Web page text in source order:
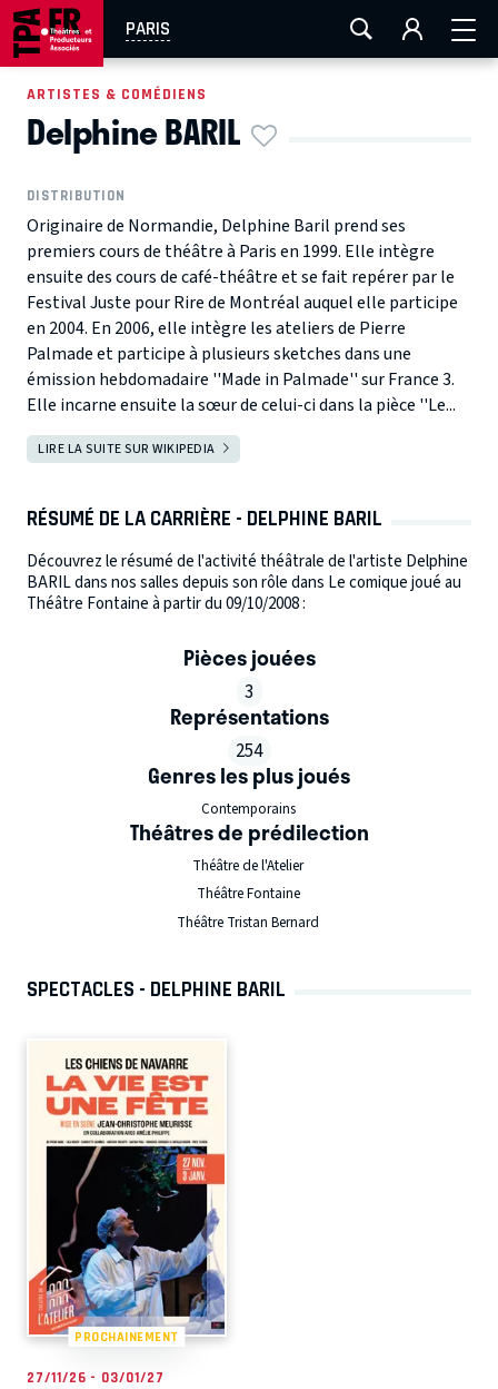
PARIS
AIX-MARSEILLE LA ROCHELLE
EN TOURNÉE
ARTISTES & COMÉDIENS
Delphine BARIL
DISTRIBUTION
Originaire de Normandie, Delphine Baril prend ses
premiers cours de théâtre à Paris en 1999. Elle intègre
ensuite des cours de café-théâtre et se fait repérer par le
Festival Juste pour Rire de Montréal auquel elle participe
en 2004. En 2006, elle intègre les ateliers de Pierre
Palmade et participe à plusieurs sketches dans une
émission hebdomadaire ''Made in Palmade'' sur France 3.
Elle incarne ensuite la sœur de celui-ci dans la pièce ''Le...
LIRE LA SUITE SUR WIKIPEDIA
RÉSUMÉ DE LA CARRIÈRE - DELPHINE BARIL
Découvrez le résumé de l'activité théâtrale de l'artiste Delphine
BARIL dans nos salles depuis son rôle dans Le comique joué au
Théâtre Fontaine à partir du 09/10/2008 :
Pièces jouées
3
Représentations
254
Genres les plus joués
Contemporains
Théâtres de prédilection
Théâtre de l'Atelier
Théâtre Fontaine
Théâtre Tristan Bernard
SPECTACLES - DELPHINE BARIL
PROCHAINEMENT
27/11/26 - 03/01/27